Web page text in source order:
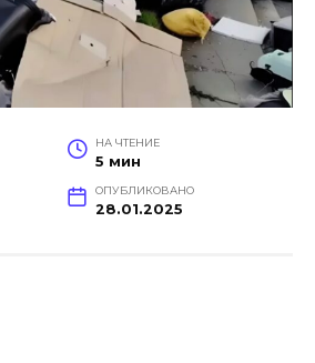
НА ЧТЕНИЕ
5 мин
ОПУБЛИКОВАНО
28.01.2025